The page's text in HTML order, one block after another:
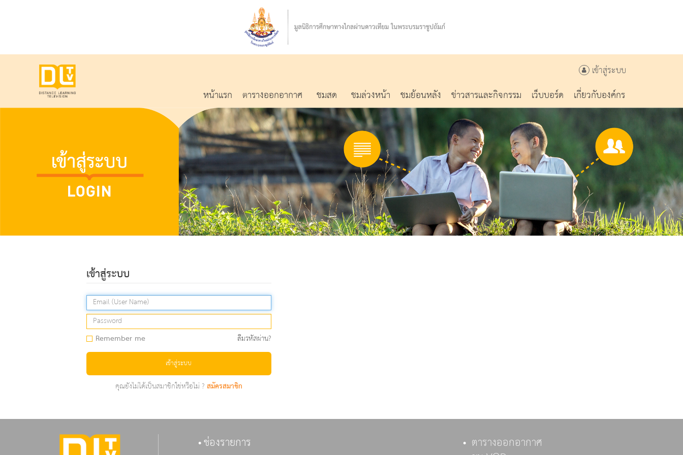
เข้าสู่ระบบ
หน้าแรก ตารางออกอากาศ ชมสด ชมล่วงหน้า ชมย้อนหลัง ข่าวสารและกิจกรรม เว็บบอร์ด เกี่ยวกับองค์กร
เข้าสู่ระบบ
Remember me ลืมรหัสผ่าน?
เข้าสู่ระบบ
คุณยังไม่ได้เป็นสมาชิกใช่หรือไม่ ?สมัครสมาชิก
ช่องรายการ ตารางออกอากาศ